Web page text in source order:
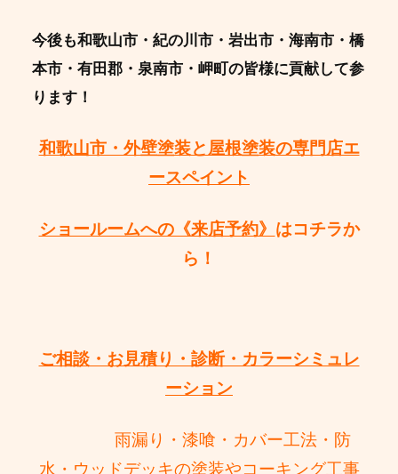
今後も和歌山市・紀の川市・岩出市・海南市・橋
本市・有田郡・泉南市・岬町の皆様に貢献して参
ります！
和歌山市・外壁塗装と屋根塗装の専門店エ
ースペイント
ショールームへの《来店予約》 はコチラか
ら！
ご相談・お見積り・診断・カラーシミュレ
ーション
雨漏り・漆喰・カバー工法・防
水・ウッドデッキの塗装やコーキング工事